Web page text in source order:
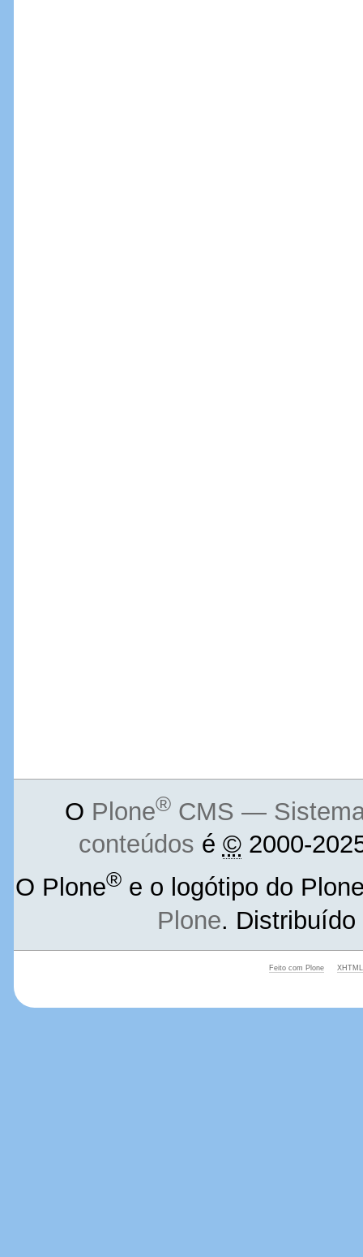
O Plone®CMS — Sistema
conteúdos é ©2000-
O Plone® e o logótipo do
Plone.
Feito com Plone